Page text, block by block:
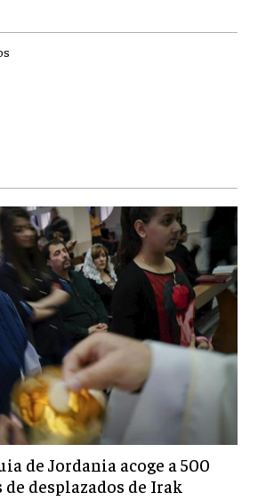
de Jordania acoge a 500
desplazados de Irak